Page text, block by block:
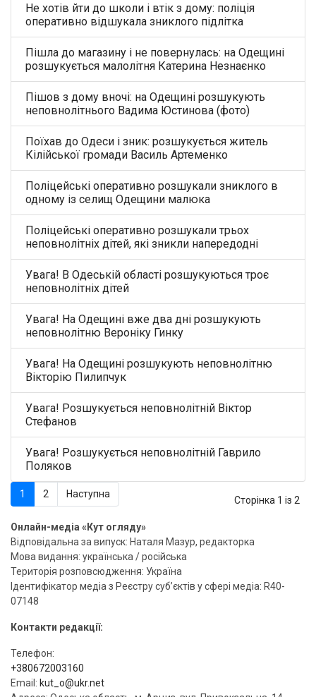
Не хотів йти до школи і втік з дому: поліція
оперативно відшукала зниклого підлітка
Пішла до магазину і не повернулась: на Одещині
розшукується малолітня Катерина Незнаєнко
Пішов з дому вночі: на Одещині розшукують
неповнолітнього Вадима Юстинова (фото)
Поїхав до Одеси і зник: розшукується житель
Кілійської громади Василь Артеменко
Поліцейські оперативно розшукали зниклого в
одному із селищ Одещини малюка
Поліцейські оперативно розшукали трьох
неповнолітніх дітей, які зникли напередодні
Увага! В Одеській області розшукуються троє
неповнолітніх дітей
Увага! На Одещині вже два дні розшукують
неповнолітню Вероніку Гинку
Увага! На Одещині розшукують неповнолітню
Вікторію Пилипчук
Увага! Розшукується неповнолітній Віктор
Стефанов
Увага! Розшукується неповнолітній Гаврило
Поляков
Сторінка 1 із 2
1 2 Наступна
Онлайн-медіа «Кут огляду»
Відповідальна за випуск: Наталя Мазур, редакторка
Мова видання: українська / російська
Територія розповсюдження: Україна
Ідентифікатор медіа з Реєстру суб’єктів у сфері медіа: R40-
07148
Контакти редакції:
Телефон:
+380672003160
Email: kut_o@ukr.net